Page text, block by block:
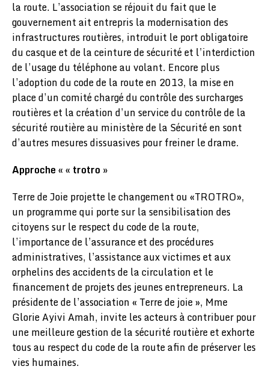
la route. L’association se réjouit du fait que le
gouvernement ait entrepris la modernisation des
infrastructures routières, introduit le port obligatoire
du casque et de la ceinture de sécurité et l’interdiction
de l’usage du téléphone au volant. Encore plus
l’adoption du code de la route en 2013, la mise en
place d’un comité chargé du contrôle des surcharges
routières et la création d’un service du contrôle de la
sécurité routière au ministère de la Sécurité en sont
d’autres mesures dissuasives pour freiner le drame.
Approche « « trotro »
Terre de Joie projette le changement ou «TROTRO»,
un programme qui porte sur la sensibilisation des
citoyens sur le respect du code de la route,
l’importance de l’assurance et des procédures
administratives, l’assistance aux victimes et aux
orphelins des accidents de la circulation et le
financement de projets des jeunes entrepreneurs. La
présidente de l’association « Terre de joie », Mme
Glorie Ayivi Amah, invite les acteurs à contribuer pour
une meilleure gestion de la sécurité routière et exhorte
tous au respect du code de la route afin de préserver les
vies humaines.